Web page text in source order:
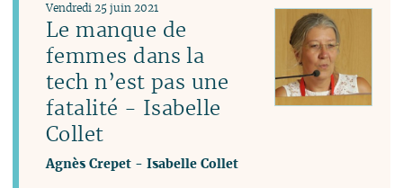
Le manque de
femmes dans la
tech n’est pas une
fatalité - Isabelle
Collet
Vendredi 25 juin 2021
Agnès Crepet -Isabelle Collet